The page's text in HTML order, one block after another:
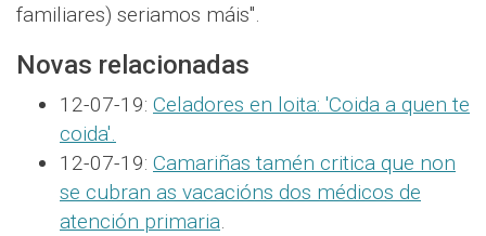
familiares) seriamos máis".
Novas relacionadas
12-07-19: Celadores en loita: 'Coida a quen te
coida'.
12-07-19: Camariñas tamén critica que non
se cubran as vacacións dos médicos de
atención primaria